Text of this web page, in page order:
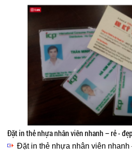
Đặt in thẻ nhựa nhân viên nhanh – rẻ -
Đặt in thẻ nhựa nhân viên nhanh